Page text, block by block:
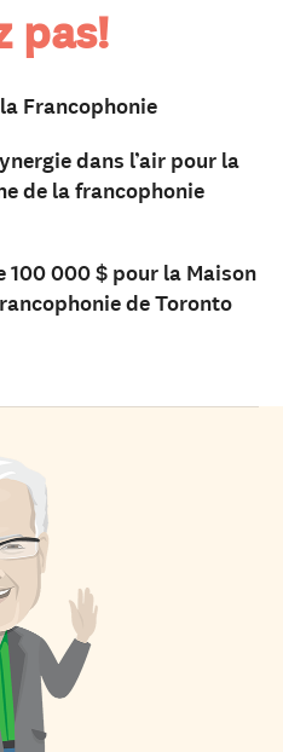
pas!
Francophonie
dans l’air pour la
de la francophonie
100 000 $ pour la Maison
de Toronto